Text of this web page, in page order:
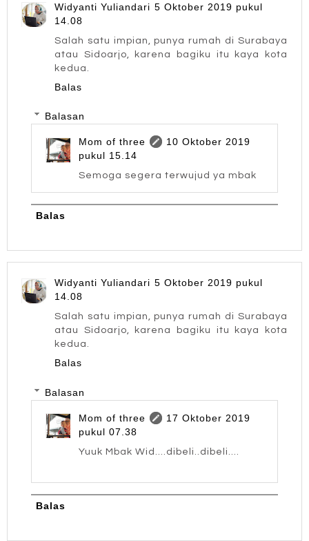
Widyanti Yuliandari 5 Oktober 2019 pukul
14.08
Salah satu impian, punya rumah di Surabaya
atau Sidoarjo, karena bagiku itu kaya kota
kedua.
Balas
Balasan
Mom of three
10 Oktober 2019
pukul 15.14
Semoga segera terwujud ya mbak
Balas
Widyanti Yuliandari 5 Oktober 2019 pukul
14.08
Salah satu impian, punya rumah di Surabaya
atau Sidoarjo, karena bagiku itu kaya kota
kedua.
Balas
Balasan
Mom of three
17 Oktober 2019
pukul 07.38
Yuuk Mbak Wid....dibeli..dibeli....
Balas